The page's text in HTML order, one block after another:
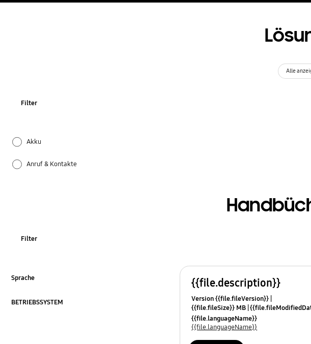
Alle
Filter
Akku
Anruf & Kontakte
Firmware-Update
Galaxy Apps
Filter
Sprache
BETRIEBSSYSTEM
{{file.description}}
Version {{file.fileVersion}}
{{file.fileSize}} MB
{{file.osNames}}
{{file.languageName}}
{{file.languageName}}